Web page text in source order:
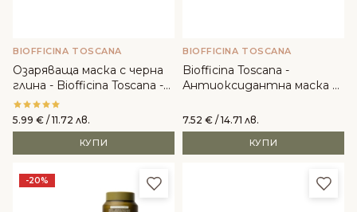
BIOFFICINA TOSCANA
Озаряваща маска с черна
глина - Biofficina Toscana -
30ml
5.99 € / 11.72 лв.
КУПИ
BIOFFICINA TOSCANA
Biofficina Toscana -
Антиоксидантна маска за
7.52 € / 14.71 лв.
КУПИ
-20% Добави в любими